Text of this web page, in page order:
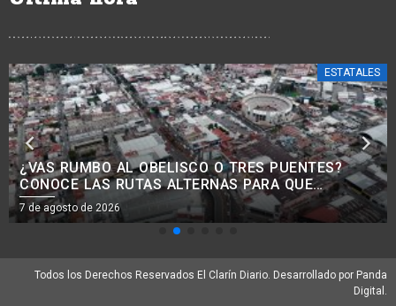
ESTATALES
¿BUSCAS TRABAJO? HABRÁ JORNADA PARA
RECLUTAR PERSONAL PARA LA CONSTRUCCIÓN
EN MORELIA
7 de agosto de 2026
Todos los Derechos Reservados El Clarín Diario. Desarrollado por Panda
Digital.